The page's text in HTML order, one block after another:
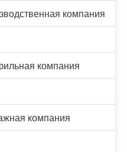
компания
компания
компания